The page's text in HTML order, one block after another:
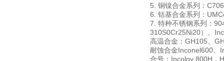
5. 铜镍合金系列：
6. 钴基合金系列：
7. 特种不锈钢系列：
310S0Cr25Ni20）、
高温合金：GH105、
耐蚀合金Inconel600、
合号：Incoloy 800H，